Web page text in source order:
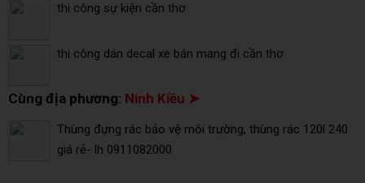
thi công sự kiện cần thơ
thi công dán decal xe bán mang đi cần thơ
Cùng địa phương: Ninh Kiều ➤
Thùng đựng rác bảo vệ môi trường, thùng rác 120l 240
giá rẻ- lh 0911082000